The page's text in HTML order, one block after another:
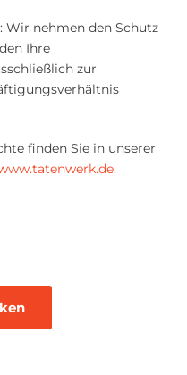
Wir nehmen den Schutz
Ihre
zur
finden Sie in unserer